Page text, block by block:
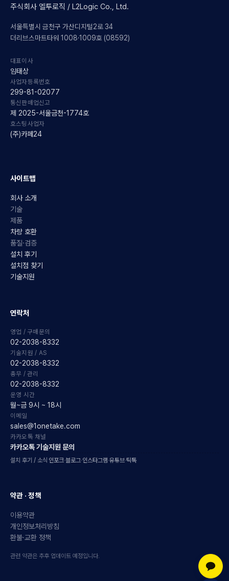
주식회사 엘투로직 / L2Logic Co., Ltd.
서울특별시 금천구 가산디지털2로 34
더리브스마트타워 1008·1009호 (08592)
대표이사
임태상
사업자등록번호
299-81-02077
통신판매업신고
제 2025-서울금천-1774호
호스팅사업자
(주)카페24
사이트맵
회사 소개
기술
제품
차량 호환
품질·검증
설치 후기
설치점 찾기
기술지원
연락처
영업 / 구매문의
02-2038-8332
기술지원 / AS
02-2038-8332
총무 / 관리
02-2038-8332
운영 시간
월~금 9시 ~ 18시
이메일
sales@1onetake.com
카카오톡 채널
카카오톡 기술지원 문의
설치 후기 / 소식 인포크·블로그·인스타그램·유튜브·틱톡
약관 · 정책
이용약관
개인정보처리방침
환불·교환 정책
관련 약관은 추후 업데이트 예정입니다.